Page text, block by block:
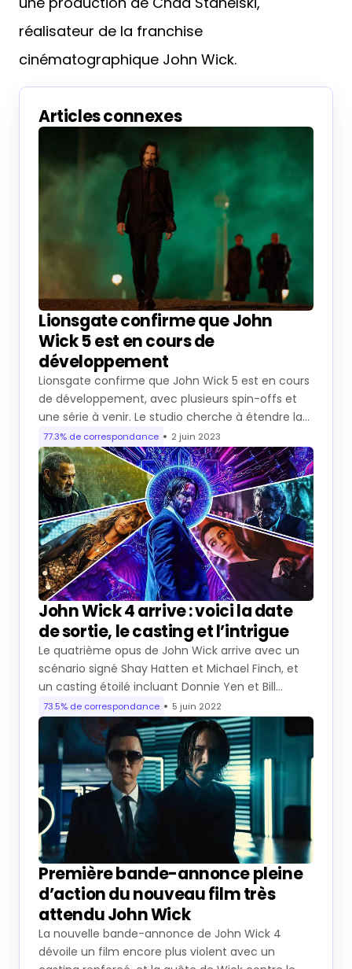
réalisateur de la franchise
cinématographique John Wick.
Articles connexes
Lionsgate confirme que John
Wick 5 est en cours de
développement
Lionsgate confirme que John Wick 5 est en cours
de développement, avec plusieurs spin-offs et
une série à venir. Le studio cherche à étendre la…
77.3% de correspondance 2 juin 2023
John Wick 4 arrive : voici la date
de sortie, le casting et l’intrigue
Le quatrième opus de John Wick arrive avec un
scénario signé Shay Hatten et Michael Finch, et
un casting étoilé incluant Donnie Yen et Bill…
73.5% de correspondance 5 juin 2022
Première bande-annonce pleine
d’action du nouveau film très
attendu John Wick
La nouvelle bande-annonce de John Wick 4
dévoile un film encore plus violent avec un